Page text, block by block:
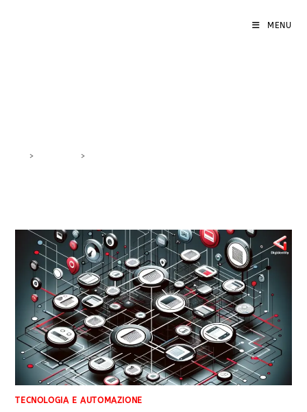
MENU
> >
TECNOLOGIA E AUTOMAZIONE